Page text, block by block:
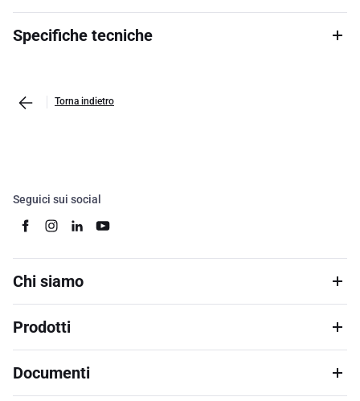
Specifiche tecniche
Torna indietro
Seguici sui social
Chi siamo
Prodotti
Documenti